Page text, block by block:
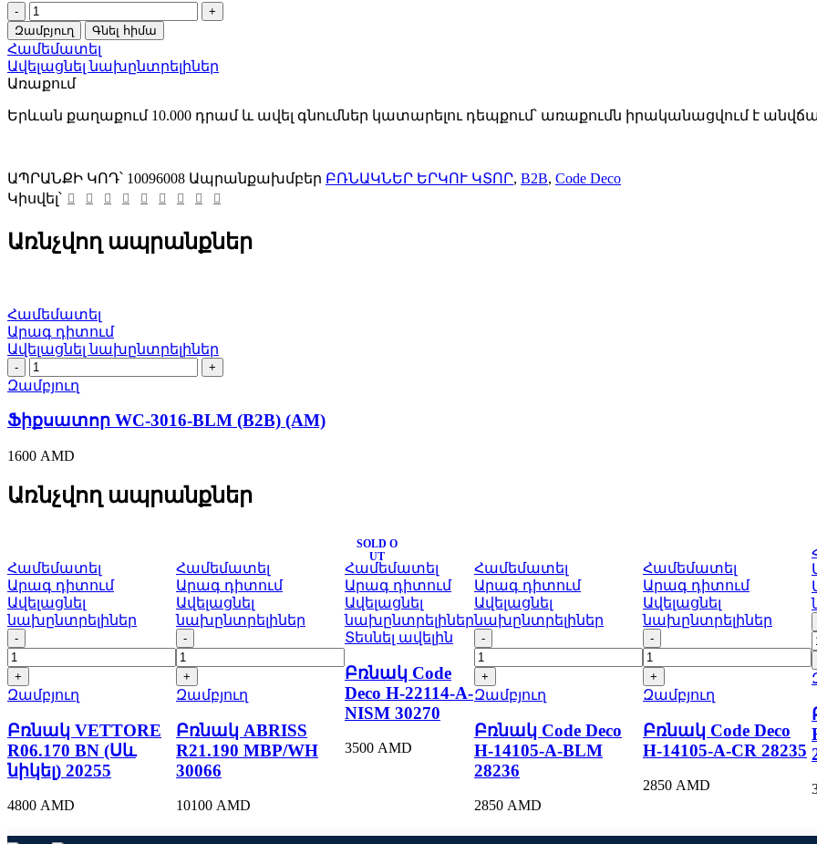
Բռնակ
H-
30122-
A-
BLM
(B2B)
(AM)
quantity
Զամբյուղ Գնել հիմա
Համեմատել
Ավելացնել նախընտրելիներ
Առաքում
Երևան քաղաքում 10.000 դրամ և ավել գնումներ կատարելու դեպքում՝ առաքումն իրականացվում է
ԱՊՐԱՆՔԻ ԿՈԴ՝ 10096008 Ապրանքախմբեր ԲՌՆԱԿՆԵՐ ԵՐԿՈՒ ԿՏՈՐ, B2B, Code Deco
Կիսվել՝
Առնչվող ապրանքներ
Համեմատել
Արագ դիտում
Ավելացնել նախընտրելիներ
Ֆիքսատոր
WC-
3016-
BLM
(B2B)
(AM)
quantity
Զամբյուղ
Ֆիքսատոր WC-3016-BLM (B2B) (AM)
1600 AMD
Առնչվող ապրանքներ
Համեմատել
Արագ դիտում
Ավելացնել
նախընտրելիներ
Բռնակ
VЕTTORE
R06.170
BN
(Սև
նիկել)
20255
quantity
Զամբյուղ
Բռնակ VЕTTORE
R06.170 BN (Սև
նիկել) 20255
4800 AMD
Համեմատել
Արագ դիտում
Ավելացնել
նախընտրելիներ
Բռնակ
ABRISS
R21.190
MBP/WH
30066
quantity
Զամբյուղ
Բռնակ ABRISS
R21.190 MBP/WH
30066
10100 AMD
SOLD O
UT
Համեմատել
Արագ դիտում
Ավելացնել
նախընտրելիներ
Տեսնել ավելին
Բռնակ Code
Deco H-22114-A-
NISM 30270
3500 AMD
Համեմատել
Արագ դիտում
Ավելացնել
նախընտրելիներ
Բռնակ
Code
Deco
H-
14105-
A-
BLM
28236
quantity
Զամբյուղ
Բռնակ Code Deco
H-14105-A-BLM
28236
2850 AMD
Համեմատել
Արագ դիտում
Ավելացնել
նախընտրելիներ
Բռնակ
Code
Deco
H-
14105-
A-
CR
28235
Զամբյուղ
Բռնակ Code Deco
H-14105-A-CR 28235
2850 AMD